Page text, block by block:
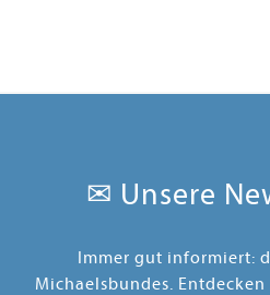
✉ Unsere
Immer gut informiert:
Michaelsbundes.